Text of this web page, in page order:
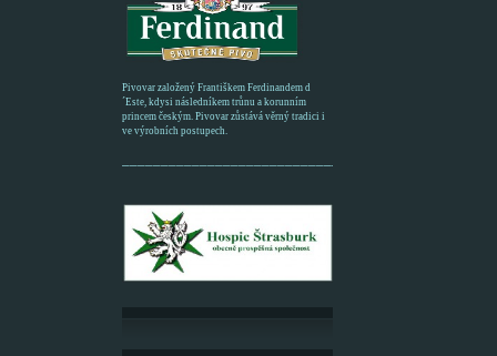
Pivovar založený Františkem Ferdinandem d
´Este, kdysi následníkem trůnu a korunním
princem českým. Pivovar zůstává věrný tradici i
ve výrobních postupech.